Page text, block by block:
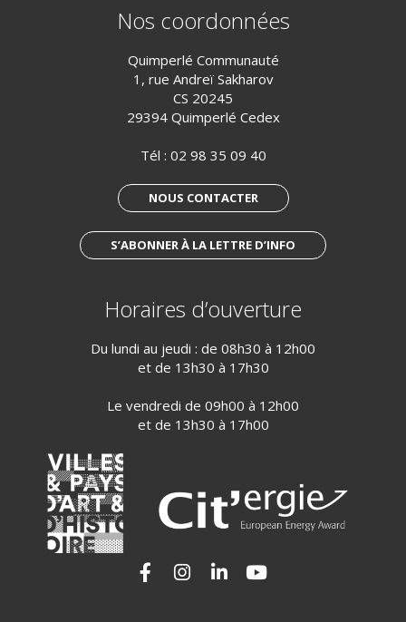
Nos coordonnées
Quimperlé Communauté
1, rue Andreï Sakharov
CS 20245
29394 Quimperlé Cedex
Tél : 02 98 35 09 40
NOUS CONTACTER
S’ABONNER À LA LETTRE D’INFO
Horaires d’ouverture
Du lundi au jeudi : de 08h30 à 12h00
et de 13h30 à 17h30
Le vendredi de 09h00 à 12h00
et de 13h30 à 17h00
Lien vers le compte Facebook
Lien vers le compte Instagram
Lien vers le compte